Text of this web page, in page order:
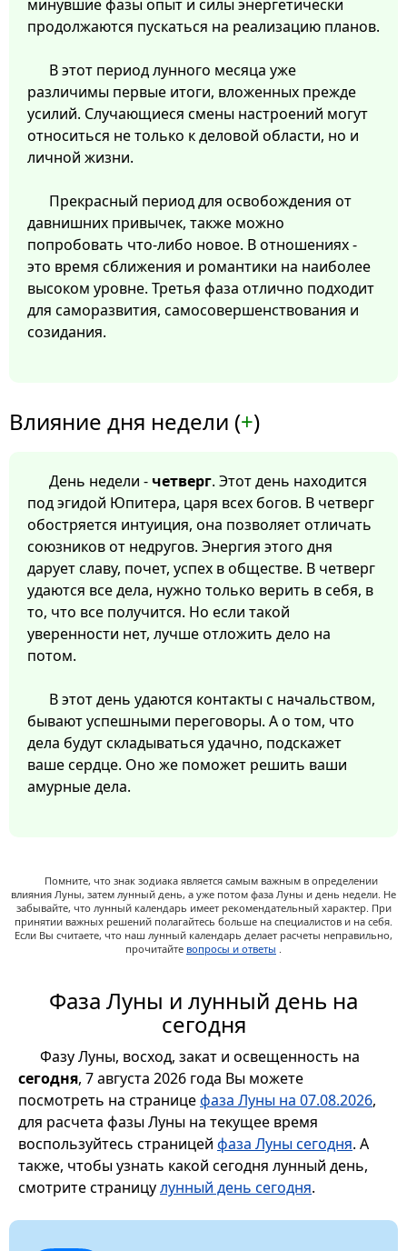
минувшие фазы опыт и силы энергетически
продолжаются пускаться на реализацию планов.
В этот период лунного месяца уже
различимы первые итоги, вложенных прежде
усилий. Случающиеся смены настроений могут
относиться не только к деловой области, но и
личной жизни.
Прекрасный период для освобождения от
давнишних привычек, также можно
попробовать что-либо новое. В отношениях -
это время сближения и романтики на наиболее
высоком уровне. Третья фаза отлично подходит
для саморазвития, самосовершенствования и
созидания.
Влияние дня недели (+)
День недели - четверг. Этот день находится
под эгидой Юпитера, царя всех богов. В четверг
обостряется интуиция, она позволяет отличать
союзников от недругов. Энергия этого дня
дарует славу, почет, успех в обществе. В четверг
удаются все дела, нужно только верить в себя, в
то, что все получится. Но если такой
уверенности нет, лучше отложить дело на
потом.
В этот день удаются контакты с начальством,
бывают успешными переговоры. А о том, что
дела будут складываться удачно, подскажет
ваше сердце. Оно же поможет решить ваши
амурные дела.
Помните, что знак зодиака является самым важным в определении
влияния Луны, затем лунный день, а уже потом фаза Луны и день недели. Не
забывайте, что лунный календарь имеет рекомендательный характер. При
принятии важных решений полагайтесь больше на специалистов и на себя.
Если Вы считаете, что наш лунный календарь делает расчеты неправильно,
прочитайте вопросы и ответы .
Фаза Луны и лунный день на
сегодня
Фазу Луны, восход, закат и освещенность на
сегодня, 7 августа 2026 года Вы можете
посмотреть на страницефаза Луны на 07.08.2026,
для расчета фазы Луны на текущее время
воспользуйтесь страницей фаза Луны сегодня. А
также, чтобы узнать какой сегодня лунный день,
смотрите страницулунный день сегодня.